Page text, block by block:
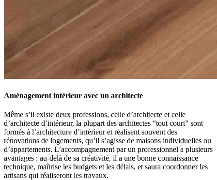
Aménagement intérieur avec un architecte
Même s’il existe deux professions, celle d’architecte et celle
d’architecte d’intérieur, la plupart des architectes “tout court” sont
formés à l’architecture d’intérieur et réalisent souvent des
rénovations de logements, qu’il s’agisse de maisons individuelles ou
d’appartements. L’accompagnement par un professionnel a plusieurs
avantages : au-delà de sa créativité, il a une bonne connaissance
technique, maîtrise les budgets et les délais, et saura coordonner les
artisans qui réaliseront les travaux.